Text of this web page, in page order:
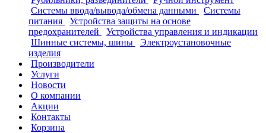
Системы ввода/вывода/обмена данными
Системы
питания
Устройства защиты на основе
предохранителей
Устройства управления и индикации
Шинные системы, шины
Электроустановочные
изделия
Производители
Услуги
Новости
О компании
Акции
Контакты
Корзина